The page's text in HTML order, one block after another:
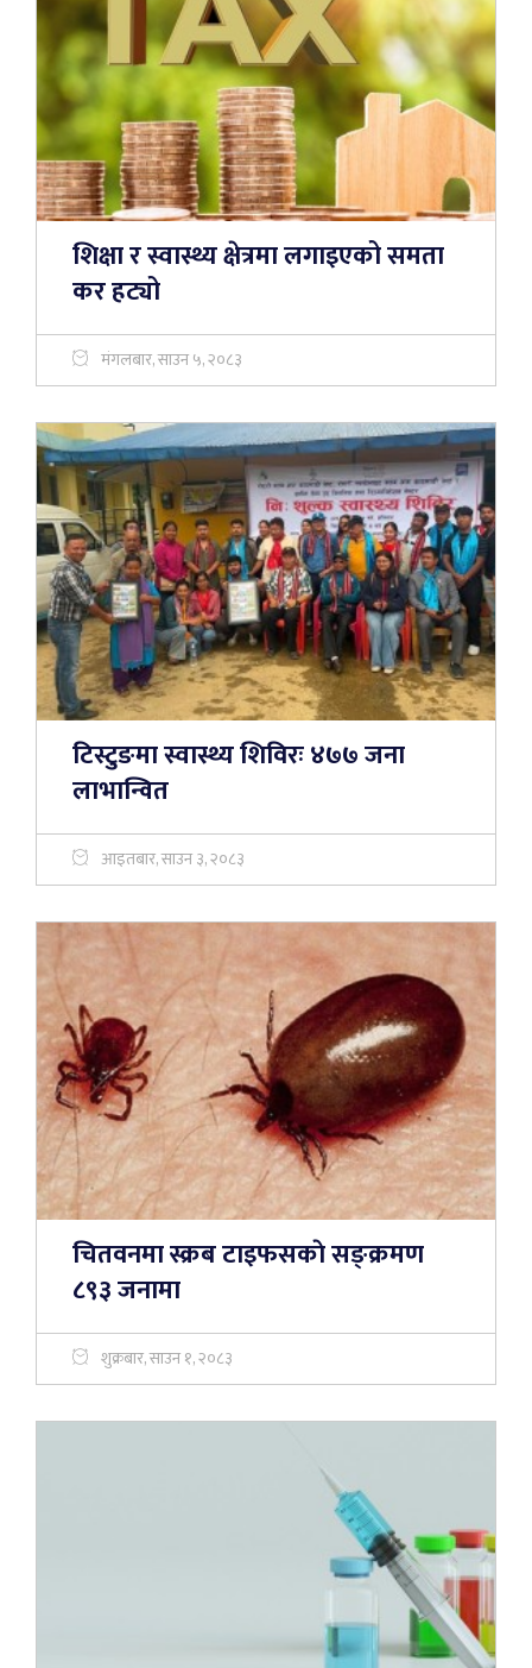
शिक्षा र स्वास्थ्य क्षेत्रमा लगाइएको समता
कर हट्यो
मंगलबार, साउन ५, २०८३
टिस्टुङमा स्वास्थ्य शिविरः ४७७ जना
लाभान्वित
आइतबार, साउन ३, २०८३
चितवनमा स्क्रब टाइफसकाे सङ्क्रमण
८९३ जनामा
शुक्रबार, साउन १, २०८३